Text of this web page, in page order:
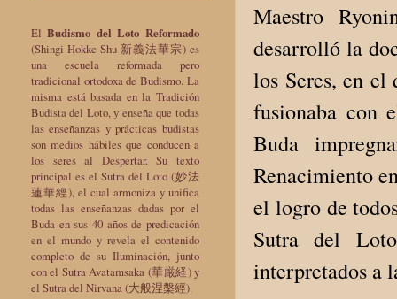
Maestro
desarrolló la
los Seres, en
fusionaba con
Buda
Renacimiento
el logro de
Sutra del
interpretados a
ElBudismo del Loto Reformado
(Shingi Hokke Shu 新義法華宗) es
una escuela reformada pero
tradicional ortodoxa de Budismo. La
misma está basada en la Tradición
Budista del Loto, y enseña que todas
las enseñanzas y prácticas budistas
son medios hábiles que conducen a
los seres al Despertar. Su texto
principal es el Sutra del Loto (妙法
蓮華經), el cual armoniza y unifica
todas las enseñanzas dadas por el
Buda en sus 40 años de predicación
en el mundo y revela el contenido
completo de su Iluminación, junto
con el Sutra Avatamsaka (華厳経) y
el Sutra del Nirvana (大般涅槃經).